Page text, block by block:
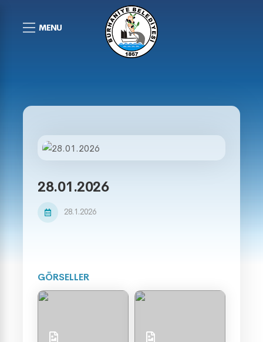
MENU
28.01.2026
28.1.2026
GÖRSELLER